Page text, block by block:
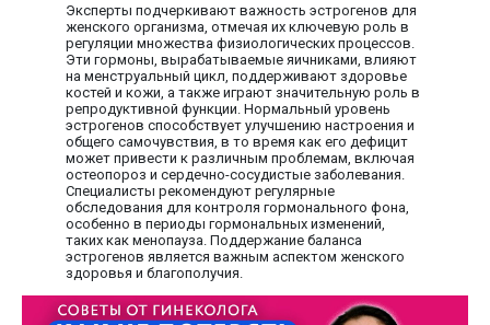
Эксперты подчеркивают важность эстрогенов для
женского организма, отмечая их ключевую роль в
регуляции множества физиологических процессов.
Эти гормоны, вырабатываемые яичниками, влияют
на менструальный цикл, поддерживают здоровье
костей и кожи, а также играют значительную роль в
репродуктивной функции. Нормальный уровень
эстрогенов способствует улучшению настроения и
общего самочувствия, в то время как его дефицит
может привести к различным проблемам, включая
остеопороз и сердечно-сосудистые заболевания.
Специалисты рекомендуют регулярные
обследования для контроля гормонального фона,
особенно в периоды гормональных изменений,
таких как менопауза. Поддержание баланса
эстрогенов является важным аспектом женского
здоровья и благополучия.